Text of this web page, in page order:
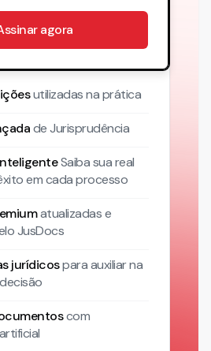
agora
utilizadas na prática
de Jurisprudência
Saiba sua real
em cada processo
atualizadase
JusDocs
jurídicospara auxiliar na
com